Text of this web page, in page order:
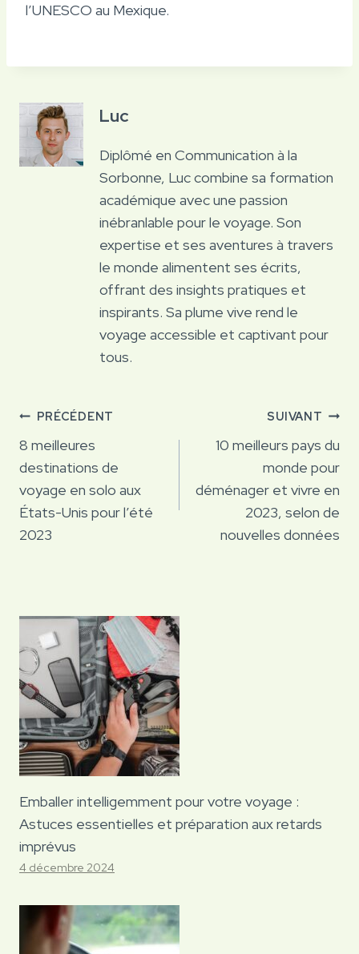
l’UNESCO au Mexique.
Luc
Diplômé en Communication à la
Sorbonne, Luc combine sa formation
académique avec une passion
inébranlable pour le voyage. Son
expertise et ses aventures à travers
le monde alimentent ses écrits,
offrant des insights pratiques et
inspirants. Sa plume vive rend le
voyage accessible et captivant pour
tous.
Navigation
de
l’article
PRÉCÉDENT
8 meilleures
destinations de
voyage en solo aux
États-Unis pour l’été
2023
SUIVANT
10 meilleurs pays du
monde pour
déménager et vivre en
2023, selon de
nouvelles données
Emballer intelligemment pour votre voyage :
Astuces essentielles et préparation aux retards
imprévus
4 décembre 2024